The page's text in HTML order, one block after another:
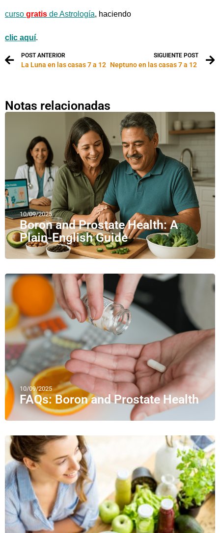
curso gratis de Astrología, haciendo
clic aquí.
POST ANTERIOR
La Luna en las casas 7 a 12
SIGUIENTE POST
Neptuno en las casas 7 a 12
Notas relacionadas
10/09/2025
Boron and Prostate Health: A
Plain-English Guide
10/09/2025
FAQs: Boron and Prostate Health